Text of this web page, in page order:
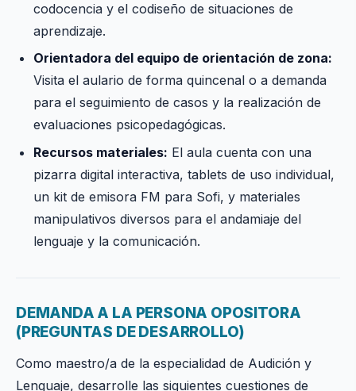
codocencia y el codiseño de situaciones de
aprendizaje.
Orientadora del equipo de orientación de zona:
Visita el aulario de forma quincenal o a demanda
para el seguimiento de casos y la realización de
evaluaciones psicopedagógicas.
Recursos materiales: El aula cuenta con una
pizarra digital interactiva, tablets de uso individual,
un kit de emisora FM para Sofi, y materiales
manipulativos diversos para el andamiaje del
lenguaje y la comunicación.
DEMANDA A LA PERSONA OPOSITORA
(PREGUNTAS DE DESARROLLO)
Como maestro/a de la especialidad de Audición y
Lenguaje, desarrolle las siguientes cuestiones de